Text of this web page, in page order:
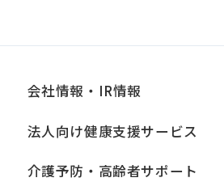
会社情報・IR情報
法人向け健康支援サービス
介護予防・高齢者サポート